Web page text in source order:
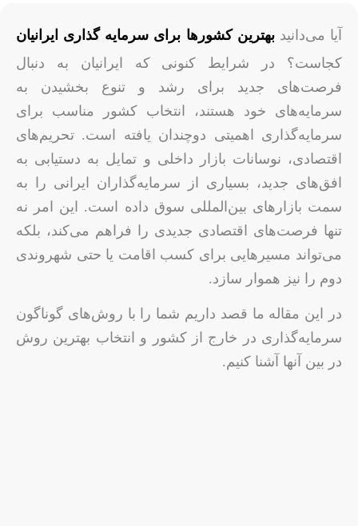
آیا می‌دانیدبهترین کشورها برای سرمایه گذاری ایرانیان
کجاست؟ در شرایط کنونی که ایرانیان به دنبال
فرصت‌های جدید برای رشد و تنوع بخشیدن به
سرمایه‌های خود هستند، انتخاب کشور مناسب برای
سرمایه‌گذاری اهمیتی دوچندان یافته است. تحریم‌های
اقتصادی، نوسانات بازار داخلی و تمایل به دستیابی به
افق‌های جدید، بسیاری از سرمایه‌گذاران ایرانی را به
سمت بازارهای بین‌المللی سوق داده است. این امر نه
تنها فرصت‌های اقتصادی جدیدی را فراهم می‌کند، بلکه
می‌تواند مسیرهایی برای کسب اقامت یا حتی شهروندی
دوم را نیز هموار سازد.
در این مقاله ما قصد داریم شما را با روش‌های گوناگون
سرمایه‌گذاری در خارج از کشور و انتخاب بهترین روش
در بین آنها آشنا کنیم.